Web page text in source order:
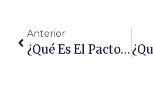
Anterior
¿Qué Es El Pacto De Socios Y Qué Tipos Hay?